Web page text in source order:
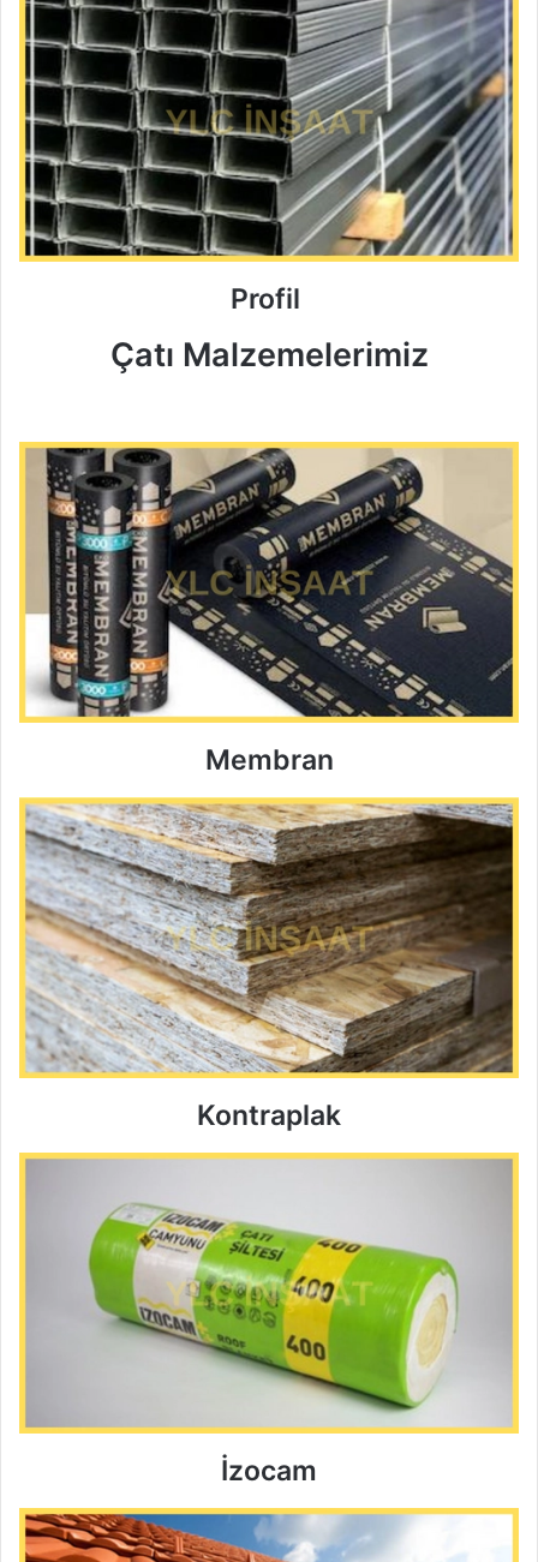
Profil
Çatı Malzemelerimiz
Membran
Kontraplak
İzocam